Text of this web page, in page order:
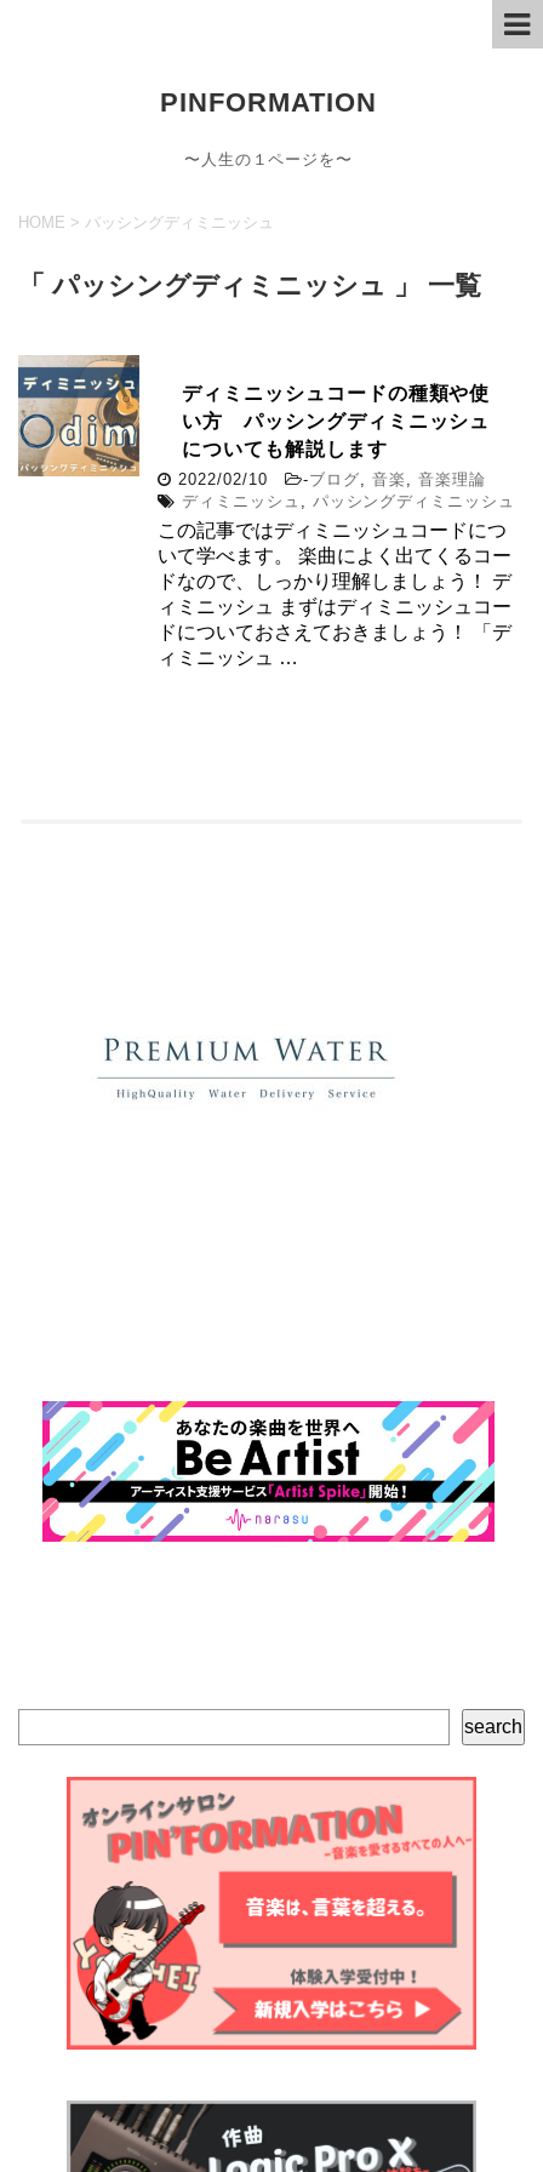
PINFORMATION
〜人生の１ページを〜
HOME > パッシングディミニッシュ
「 パッシングディミニッシュ 」 一覧
ディミニッシュコードの種類や使
い方 パッシングディミニッシュ
についても解説します
2022/02/10 -ブログ ,音楽 ,音楽理論
ディミニッシュ
パッシングディミニッシュ
この記事ではディミニッシュコードにつ
いて学べます。 楽曲によく出てくるコー
ドなので、しっかり理解しましょう！ デ
ィミニッシュ まずはディミニッシュコー
ドについておさえておきましょう！ 「デ
ィミニッシュ …
索
search